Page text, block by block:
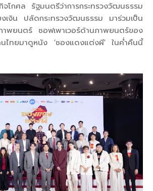
กศล รัฐมนตรีว่าการกระทรวงวัฒนธรรม
เงิน ปลัดกระทรวงวัฒนธรรม มาร่วมเป็น
พยนตร์ ซอฟเพาเวอร์ด้านภาพยนตร์ของ
ไทยมาดูหนัง ‘ซองแดงแต่งผี’ ในค่ำคืนนี้